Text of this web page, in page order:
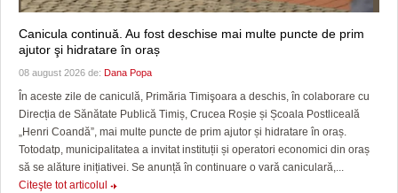
Canicula continuă. Au fost deschise mai multe puncte de prim
ajutor şi hidratare în oraș
08 august 2026 de: Dana Popa
În aceste zile de caniculă, Primăria Timişoara a deschis, în colaborare cu
Direcția de Sănătate Publică Timiș, Crucea Roșie și Școala Postliceală
„Henri Coandă”, mai multe puncte de prim ajutor și hidratare în oraș.
Totodatp, municipalitatea a invitat instituții și operatori economici din oraș
să se alăture inițiativei. Se anunță în continuare o vară caniculară,...
Citeşte tot articolul